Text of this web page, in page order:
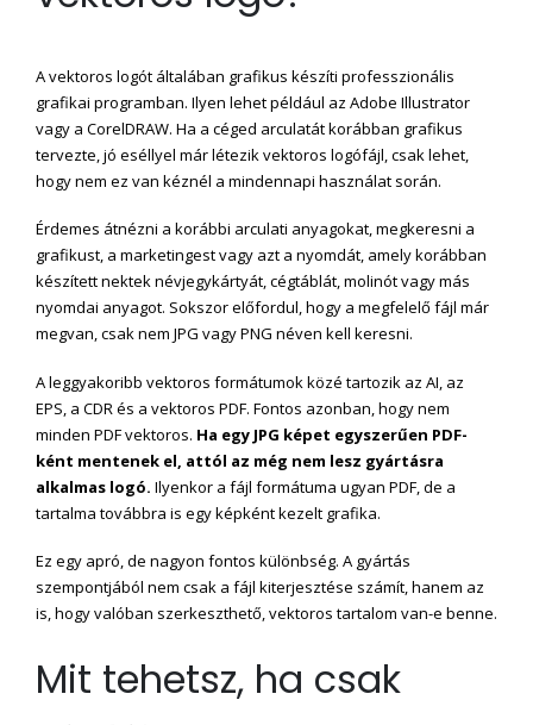
A vektoros logót általában grafikus készíti professzionális
grafikai programban. Ilyen lehet például az Adobe Illustrator
vagy a CorelDRAW. Ha a céged arculatát korábban grafikus
tervezte, jó eséllyel már létezik vektoros logófájl, csak lehet,
hogy nem ez van kéznél a mindennapi használat során.
Érdemes átnézni a korábbi arculati anyagokat, megkeresni a
grafikust, a marketingest vagy azt a nyomdát, amely korábban
készített nektek névjegykártyát, cégtáblát, molinót vagy más
nyomdai anyagot. Sokszor előfordul, hogy a megfelelő fájl már
megvan, csak nem JPG vagy PNG néven kell keresni.
A leggyakoribb vektoros formátumok közé tartozik az AI, az
EPS, a CDR és a vektoros PDF. Fontos azonban, hogy nem
minden PDF vektoros. Ha egy JPG képet egyszerűen PDF-
ként mentenek el, attól az még nem lesz gyártásra
alkalmas logó. Ilyenkor a fájl formátuma ugyan PDF, de a
tartalma továbbra is egy képként kezelt grafika.
Ez egy apró, de nagyon fontos különbség. A gyártás
szempontjából nem csak a fájl kiterjesztése számít, hanem az
is, hogy valóban szerkeszthető, vektoros tartalom van-e benne.
Mit tehetsz, ha csak